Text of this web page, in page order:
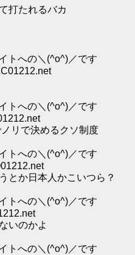
打たれるバカ
トへの＼(^o^)／です
トへの＼(^o^)／です
リで決めるクソ制度
トへの＼(^o^)／です
とか日本人かこいつら？
トへの＼(^o^)／です
いのかよ
トへの＼(^o^)／です